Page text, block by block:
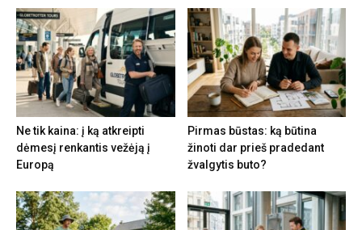
Ne tik kaina: į ką atkreipti
dėmesį renkantis vežėją į
Europą
Pirmas būstas: ką būtina
žinoti dar prieš pradedant
žvalgytis buto?